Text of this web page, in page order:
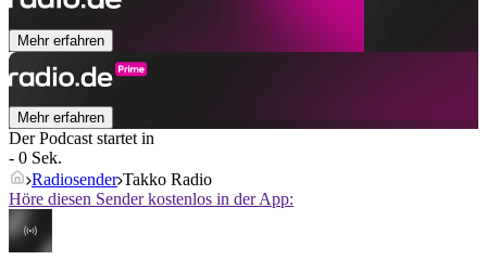
Mehr erfahren
Mehr erfahren
Der Podcast startet in
- 0 Sek.
Radiosender Takko Radio
Höre diesen Sender kostenlos in der App: